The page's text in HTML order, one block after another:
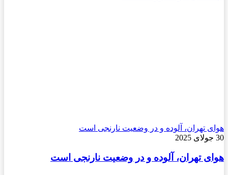
هوای تهران، آلوده و در وضعیت نارنجی است
30 جولای 2025
هوای تهران، آلوده و در وضعیت نارنجی است